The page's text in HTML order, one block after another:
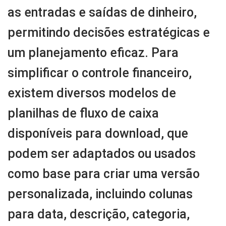
as entradas e saídas de dinheiro,
permitindo decisões estratégicas e
um planejamento eficaz. Para
simplificar o controle financeiro,
existem diversos modelos de
planilhas de fluxo de caixa
disponíveis para download, que
podem ser adaptados ou usados
como base para criar uma versão
personalizada, incluindo colunas
para data, descrição, categoria,